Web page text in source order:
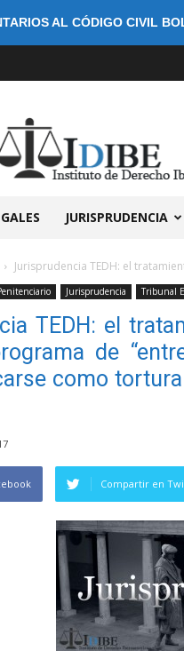
AL CÓDIGO CIVIL
JURISPRUDENCIA
Jurisprudencia TEDH: el
Jurisprudencia Tribunal
TEDH: el
de
como
Compartir en